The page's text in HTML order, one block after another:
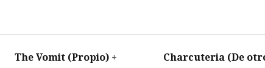
The Vomit (Propio) Charcuteria (De